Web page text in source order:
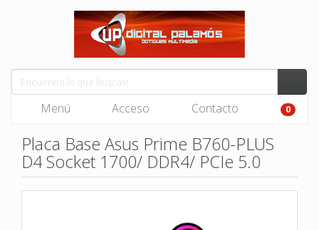
Menú Acceso Contacto 0
Placa Base Asus Prime B760-PLUS
D4 Socket 1700/ DDR4/ PCIe 5.0